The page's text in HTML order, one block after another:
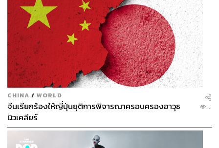
CHINA / WORLD
จีนเรียกร้องให้ญี่ปุ่นยุติการพิจารณาครอบครองอาวุธ
นิวเคลียร์
...